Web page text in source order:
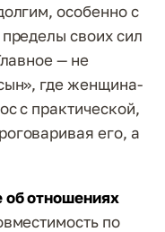
особенно с
своих сил
— не
где женщина-
с практической,
его, а
об отношениях
по